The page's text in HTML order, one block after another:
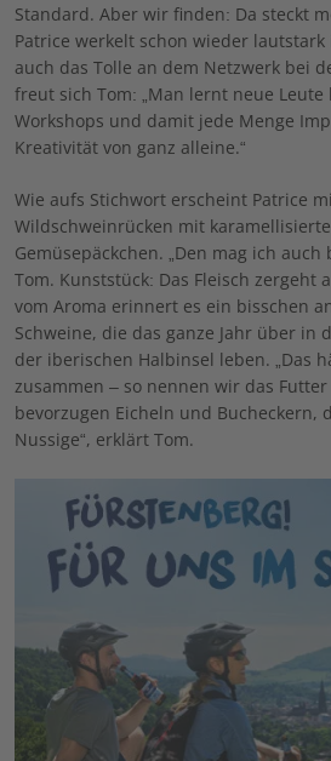
Standard. Aber wir finden: Da steckt
Patrice werkelt schon wieder lautstark
auch das Tolle an dem Netzwerk bei
freut sich Tom: „Man lernt neue Leute
Workshops und damit jede Menge
Kreativität von ganz alleine.“
Wie aufs Stichwort erscheint Patrice
Wildschweinrücken mit
Gemüsepäckchen. „Den mag ich
Tom. Kunststück: Das Fleisch zergeht
vom Aroma erinnert es ein bisschen
Schweine, die das ganze Jahr über in
der iberischen Halbinsel leben. „Das
zusammen – so nennen wir das
bevorzugen Eicheln und Bucheckern,
Nussige“, erklärt Tom.